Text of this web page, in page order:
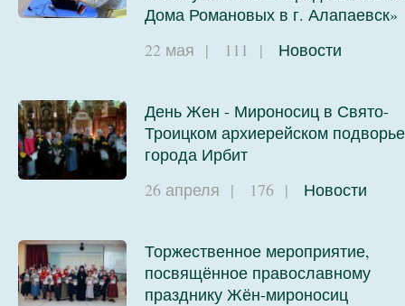
Дома Романовых в г. Алапаевск»
22 мая | 111 | Новости
День Жен - Мироносиц в Свято-
Троицком архиерейском подворье
города Ирбит
26 апреля | 176 | Новости
Торжественное мероприятие,
посвящённое православному
празднику Жён-мироносиц